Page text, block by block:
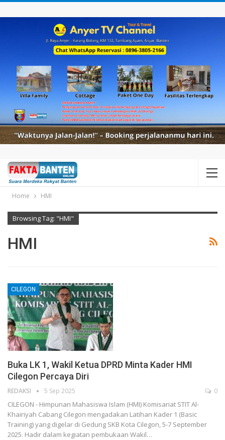
Home HMI
Browsing Tag: "HMI"
HMI
CILEGON
Buka LK 1, Wakil Ketua DPRD Minta Kader HMI
Cilegon Percaya Diri
REDAKSI 5 Sep 2025 0
CILEGON - Himpunan Mahasiswa Islam (HMI) Komisariat STIT Al-
Khairiyah Cabang Cilegon mengadakan Latihan Kader 1 (Basic
Training) yang digelar di Gedung SKB Kota Cilegon, 5-7 September
2025. Hadir dalam kegiatan pembukaan Wakil…